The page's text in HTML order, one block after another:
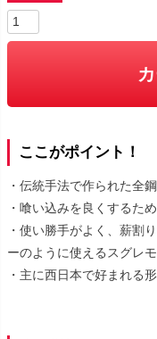
ここがポイント！
・伝統手法で作られた全鋼
・喰い込みを良くするた
・使い勝手がよく、薪割
ーのように使えるスグレモ
・主に西日本で好まれる形